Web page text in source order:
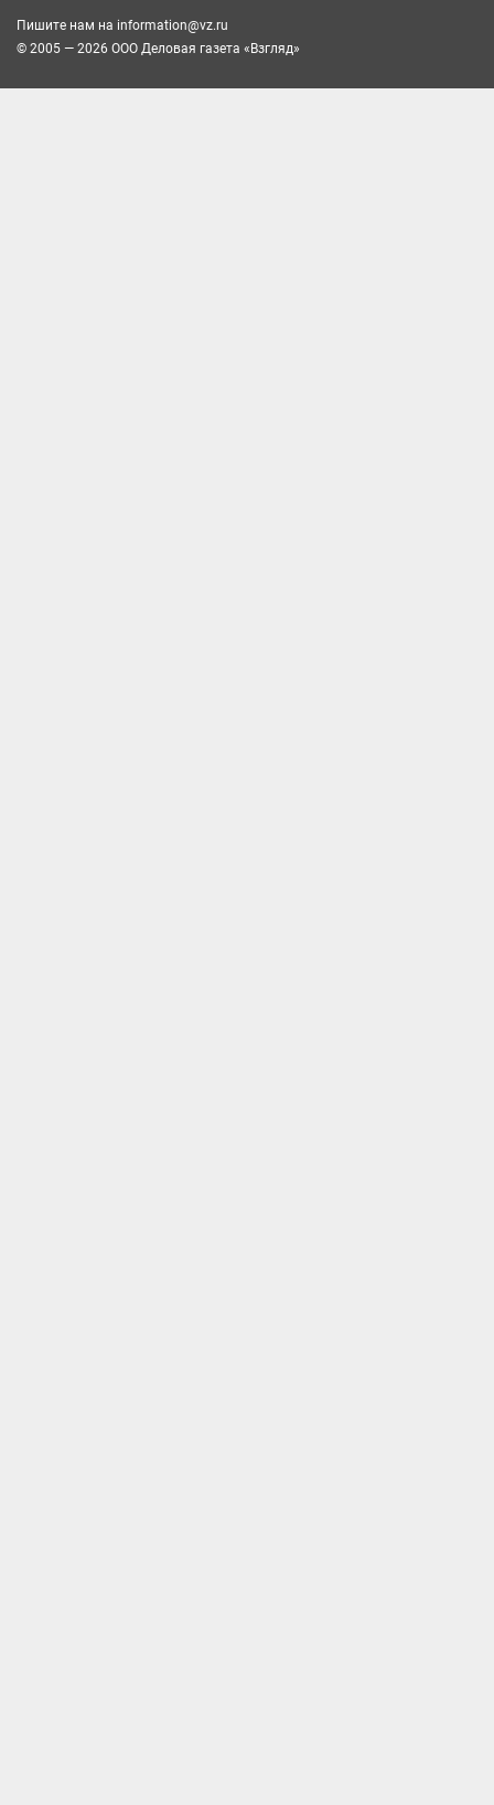
Пишите нам на information@vz.ru
© 2005 — 2026 ООО Деловая газета «Взгляд»